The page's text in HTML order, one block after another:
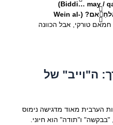
וֵין אלחַמַّאם? (Wein al-
טורקי, אבל הכוונה
ה"וייב" של
הערבית מאוד מדגישה נימוס
ו"תודה" הוא חיוני.